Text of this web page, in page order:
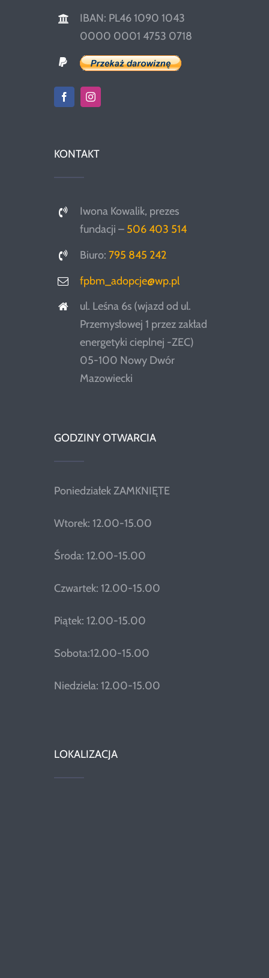
IBAN: PL46 1090 1043
0000 0001 4753 0718
KONTAKT
Iwona Kowalik, prezes
fundacji – 506 403 514
Biuro:795 845 242
fpbm_adopcje@wp.pl
ul. Leśna 6s (wjazd od ul.
Przemysłowej 1 przez zakład
energetyki cieplnej -ZEC)
05-100 Nowy Dwór
Mazowiecki
GODZINY OTWARCIA
Poniedziałek ZAMKNIĘTE
Wtorek: 12.00-15.00
Środa: 12.00-15.00
Czwartek: 12.00-15.00
Piątek: 12.00-15.00
Sobota:12.00-15.00
Niedziela: 12.00-15.00
LOKALIZACJA